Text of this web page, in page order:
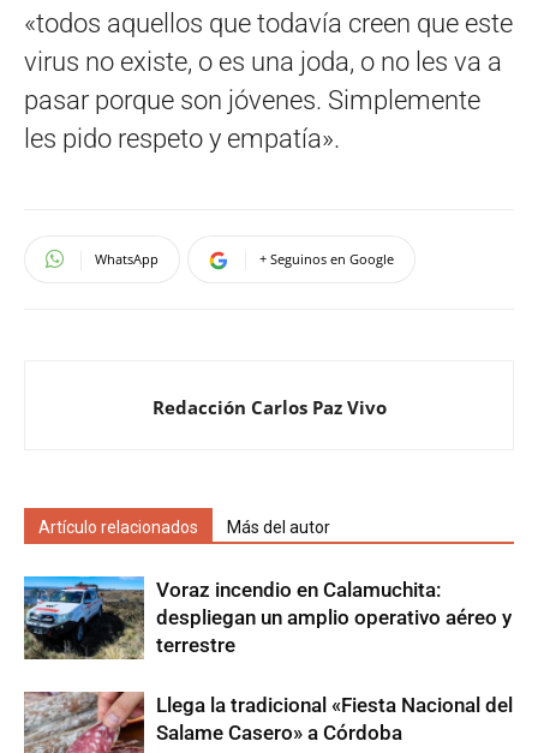
«todos aquellos que todavía creen que este
virus no existe, o es una joda, o no les va a
pasar porque son jóvenes. Simplemente
les pido respeto y empatía».
WhatsApp + Seguinos en Google
Redacción Carlos Paz Vivo
Artículo relacionados Más del autor
Voraz incendio en Calamuchita:
despliegan un amplio operativo aéreo y
terrestre
Llega la tradicional «Fiesta Nacional del
Salame Casero» a Córdoba